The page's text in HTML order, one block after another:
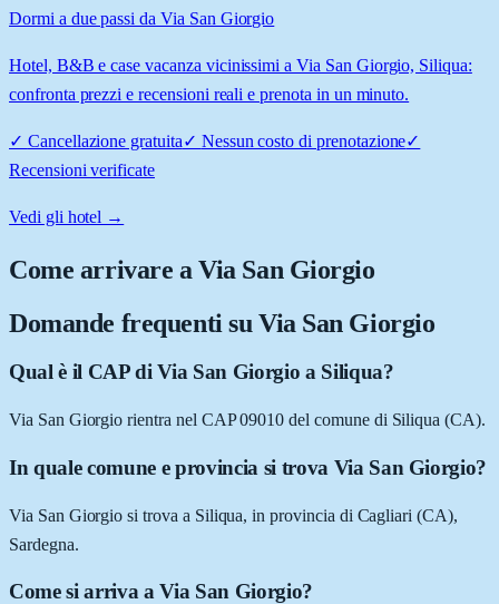
Dormi a due passi da Via San Giorgio
Hotel, B&B e case vacanza vicinissimi a Via San Giorgio, Siliqua:
confronta prezzi e recensioni reali e prenota in un minuto.
✓ Cancellazione gratuita✓ Nessun costo di prenotazione✓
Recensioni verificate
Vedi gli hotel →
Come arrivare aVia San Giorgio
Domande frequenti su Via San Giorgio
Qual è il CAP di Via San Giorgio a Siliqua?
Via San Giorgio rientra nel CAP 09010 del comune di Siliqua (CA).
In quale comune e provincia si trova Via San Giorgio?
Via San Giorgio si trova a Siliqua, in provincia di Cagliari (CA),
Sardegna.
Come si arriva a Via San Giorgio?